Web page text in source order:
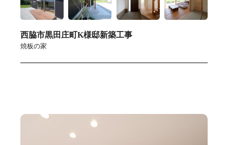
西脇市黒田庄町K様邸新築工事
焼板の家